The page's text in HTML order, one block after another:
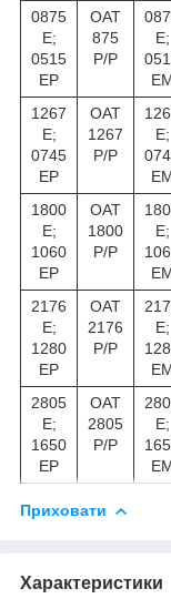
0875
E;
0515
EP
OAT
875
P/P
E;
1267
E;
0745
EP
OAT
1267
P/P
E;
1800
E;
1060
EP
OAT
1800
P/P
E;
2176
E;
1280
EP
OAT
2176
P/P
E;
2805
E;
1650
EP
OAT
2805
P/P
E;
Приховати
Характеристики